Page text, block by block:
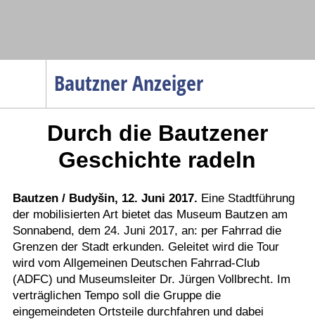
Bautzner Anzeiger
Menüpunkte
Politik
Gesellschaft
Wirtschaft
Service
Gesundheit
Kultur
Sport
Durch die Bautzener
Geschichte radeln
Bautzen / Budyšin, 12. Juni 2017. Eine Stadtführung
der mobilisierten Art bietet das Museum Bautzen am
Sonnabend, dem 24. Juni 2017, an: per Fahrrad die
Grenzen der Stadt erkunden. Geleitet wird die Tour
wird vom Allgemeinen Deutschen Fahrrad-Club
(ADFC) und Museumsleiter Dr. Jürgen Vollbrecht. Im
verträglichen Tempo soll die Gruppe die
eingemeindeten Ortsteile durchfahren und dabei